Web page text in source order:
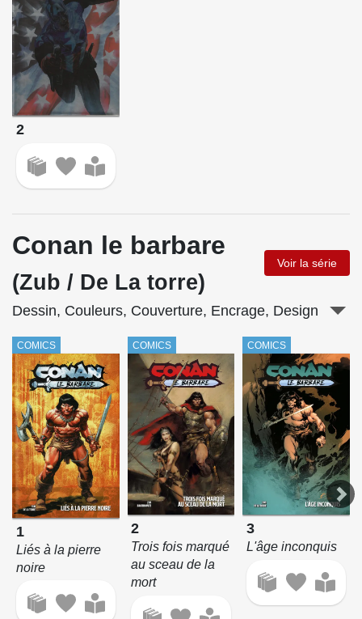
2
Conan le barbare
(Zub / De La torre)
Voir la série
Dessin, Couleurs, Couverture, Encrage, Design
COMICS
1
Liés à la pierre
noire
COMICS
2
Trois fois marqué
au sceau de la
mort
COMICS
3
L'âge inconquis